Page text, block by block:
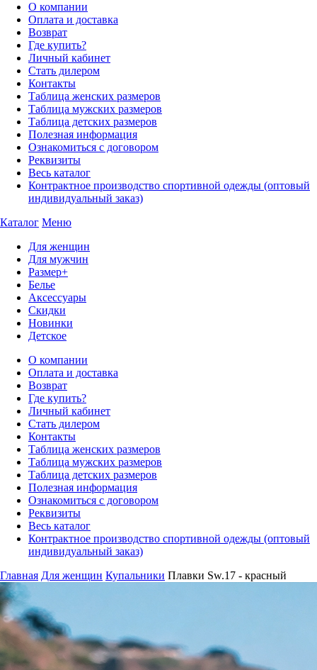
О компании
Оплата и доставка
Возврат
Где купить?
Личный кабинет
Стать дилером
Контакты
Таблица женских размеров
Таблица мужских размеров
Таблица детских размеров
Полезная информация
Ознакомиться с договором
Реквизиты
Весь каталог
Контрактное производство спортивной одежды (оптовый
индивидуальный заказ)
Каталог Меню
Для женщин
Для мужчин
Размер+
Белье
Аксессуары
Скидки
Новинки
Детское
О компании
Оплата и доставка
Возврат
Где купить?
Личный кабинет
Стать дилером
Контакты
Таблица женских размеров
Таблица мужских размеров
Таблица детских размеров
Полезная информация
Ознакомиться с договором
Реквизиты
Весь каталог
Контрактное производство спортивной одежды (оптовый
индивидуальный заказ)
Главная Для женщин Купальники Плавки Sw.17 - красный